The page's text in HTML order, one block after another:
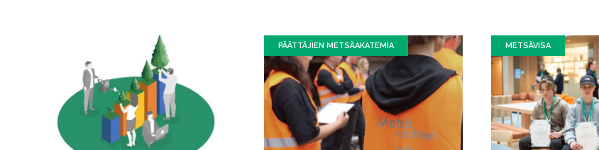
PÄÄTTÄJIEN METSÄAKATEMIA METSÄVISA